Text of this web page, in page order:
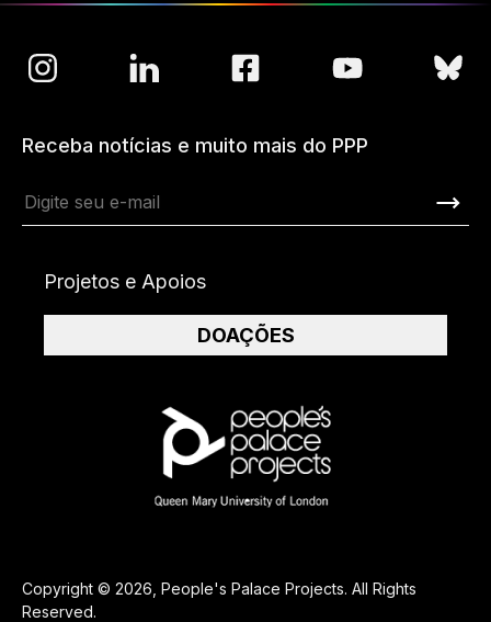
Copyright © 2026, People's Palace Projects. All Rights
Reserved.
Receba notícias e muito mais do PPP
Projetos e Apoios
DOAÇÕES